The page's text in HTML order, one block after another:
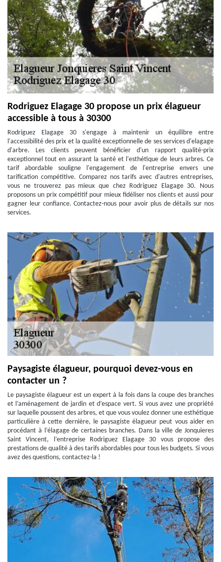
Rodriguez Elagage 30 propose un prix élagueur
accessible à tous à 30300
Rodriguez Elagage 30 s'engage à maintenir un équilibre entre
l'accessibilité des prix et la qualité exceptionnelle de ses services d'elagage
d'arbre. Les clients peuvent bénéficier d'un rapport qualité-prix
exceptionnel tout en assurant la santé et l'esthétique de leurs arbres. Ce
tarif abordable souligne l'engagement de l'entreprise envers une
tarification compétitive. Comparez nos tarifs avec d'autres entreprises,
vous ne trouverez pas mieux que chez Rodriguez Elagage 30. Nous
proposons un prix compétitif pour mieux fidéliser nos clients et aussi pour
gagner leur confiance. Contactez-nous pour avoir plus de détails sur nos
services.
Paysagiste élagueur, pourquoi devez-vous en
contacter un ?
Le paysagiste élagueur est un expert à la fois dans la coupe des branches
et l’aménagement de jardin et d’espace vert. Si vous avez une propriété
sur laquelle poussent des arbres, et que vous voulez donner une esthétique
particulière à cette dernière, le paysagiste élagueur peut vous aider en
procédant à l’élagage de certaines branches. Dans la ville de Jonquieres
Saint Vincent, l’entreprise Rodriguez Elagage 30 vous propose des
prestations de qualité à des tarifs abordables pour tous les budgets. Si vous
avez des questions, contactez-la !